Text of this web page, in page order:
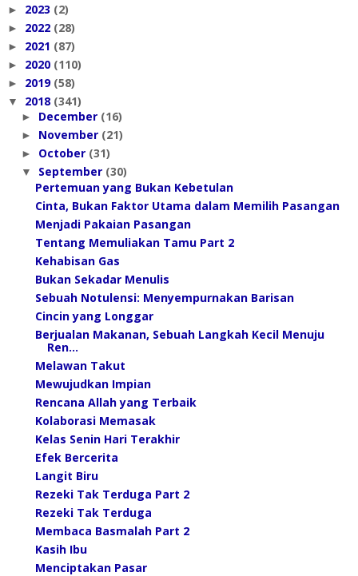
► 2023 (2)
► 2022 (28)
► 2021 (87)
► 2020 (110)
► 2019 (58)
▼ 2018 (341)
► December (16)
► November (21)
► October (31)
▼ September (30)
Pertemuan yang Bukan Kebetulan
Cinta, Bukan Faktor Utama dalam Memilih Pasangan
Menjadi Pakaian Pasangan
Tentang Memuliakan Tamu Part 2
Kehabisan Gas
Bukan Sekadar Menulis
Sebuah Notulensi: Menyempurnakan Barisan
Cincin yang Longgar
Berjualan Makanan, Sebuah Langkah Kecil Menuju
Ren...
Melawan Takut
Mewujudkan Impian
Rencana Allah yang Terbaik
Kolaborasi Memasak
Kelas Senin Hari Terakhir
Efek Bercerita
Langit Biru
Rezeki Tak Terduga Part 2
Rezeki Tak Terduga
Membaca Basmalah Part 2
Kasih Ibu
Menciptakan Pasar